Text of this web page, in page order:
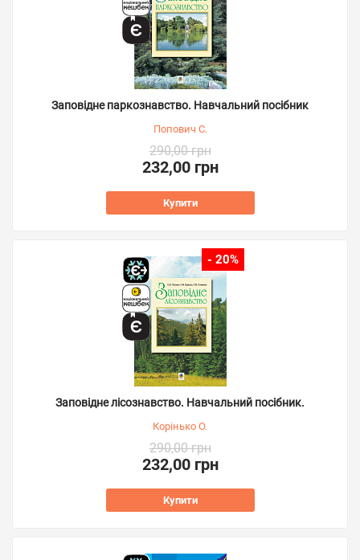
Заповідне паркознавство. Навчальний посібник
Попович С.
290,00 грн
232,00 грн
Купити
- 20%
Заповідне лісознавство. Навчальний посібник.
Корінько О.
290,00 грн
232,00 грн
Купити